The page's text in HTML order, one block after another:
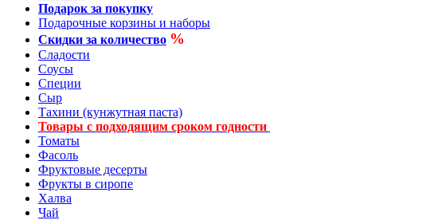
Подарок за покупку
Подарочные корзины и наборы
Скидки за количество %
Сладости
Соусы
Специи
Сыр
Тахини (кунжутная паста)
Товары с подходящим сроком годности
Томаты
Фасоль
Фруктовые десерты
Фрукты в сиропе
Халва
Чай